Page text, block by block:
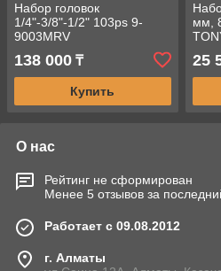
Набор головок
1/4"-3/8"-1/2" 103рs 9-
9003MRV
138 000 ₸
Купить
мм,
25
О нас
Рейтинг не сформирован
Менее 5 отзывов за
Работает с 09.08.2012
г. Алматы